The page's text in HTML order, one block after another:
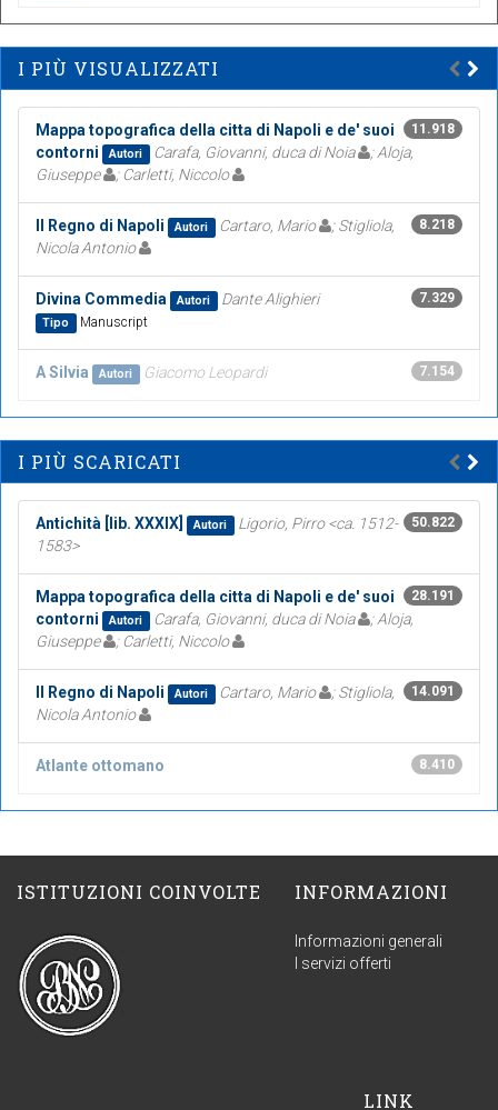
I PIÙ VISUALIZZATI
11.918
Mappa topografica della citta di Napoli e de' suoi
contorni
Autori Carafa, Giovanni, duca di Noia
; Aloja,
Giuseppe
; Carletti, Niccolo
8.218
Il Regno di Napoli Autori Cartaro, Mario
; Stigliola,
Nicola Antonio
7.329
Divina Commedia Autori Dante Alighieri
Tipo Manuscript
7.154
A Silvia Autori Giacomo Leopardi
I PIÙ SCARICATI
50.822
Antichità [lib. XXXIX] Autori
Ligorio, Pirro <ca. 1512-
1583>
28.191
Mappa topografica della citta di Napoli e de' suoi
contorni
Autori Carafa, Giovanni, duca di Noia
; Aloja,
Giuseppe
; Carletti, Niccolo
14.091
Il Regno di Napoli Autori Cartaro, Mario
; Stigliola,
Nicola Antonio
8.410
Atlante ottomano
ISTITUZIONI COINVOLTE INFORMAZIONI
Informazioni generali
I servizi offerti
LINK